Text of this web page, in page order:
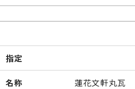
指定
名称 蓮花文軒丸瓦